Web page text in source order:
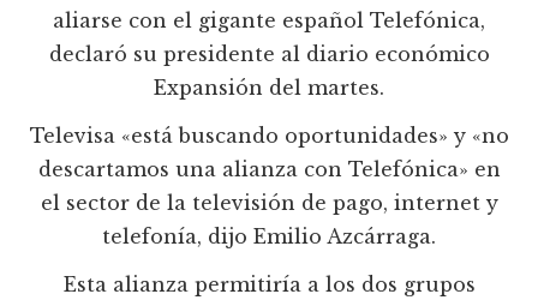
aliarse con el gigante español Telefónica,
declaró su presidente al diario económico
Expansión del martes.
Televisa «está buscando oportunidades» y «no
descartamos una alianza con Telefónica» en
el sector de la televisión de pago, internet y
telefoní­a, dijo Emilio Azcárraga.
Esta alianza permitirí­a a los dos grupos